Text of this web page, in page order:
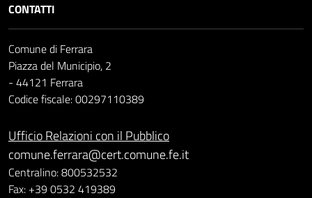
CONTATTI
Comune di Ferrara
Piazza del Municipio, 2
- 44121 Ferrara
Codice fiscale: 00297110389
Ufficio Relazioni con il Pubblico
comune.ferrara@cert.comune.fe.it
Centralino: 800532532
Fax: +39 0532 419389